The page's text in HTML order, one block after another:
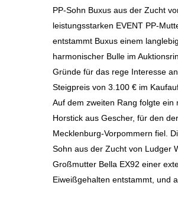
PP-Sohn Buxus aus der Zucht
leistungsstarken EVENT PP-
entstammt Buxus einem
harmonischer Bulle im
Gründe für das rege Interesse
Steigpreis von 3.100 € im
Auf dem zweiten Rang folgte
Horstick aus Gescher, für den
Mecklenburg-Vorpommern fiel.
Sohn aus der Zucht von Ludger
Großmutter Bella EX92 einer
Eiweißgehalten entstammt, und